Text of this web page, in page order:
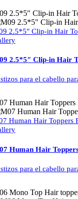
2.5*5″ Clip-in Hair
2.5*5″ Clip-in Hair
2.5*5″ Clip-in Hair
para el cabello
Human Hair
Human Hair Toppers
Human Hair
para el cabello
Mono Top Hair